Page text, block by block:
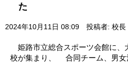
た
2024年10月11日 08:09 投稿者: 校長
姫路市立総合スポーツ会館に、
校が集まり、 合同チーム、男女